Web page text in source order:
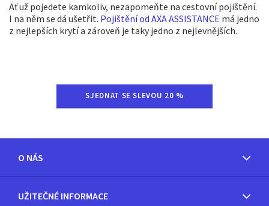
Ať už pojedete kamkoliv, nezapomeňte na cestovní pojištění.
I na něm se dá ušetřit. Pojištění od AXA ASSISTANCE má jedno
z nejlepších krytí a zároveň je taky jedno z nejlevnějších.
SJEDNAT SE SLEVOU 20 %
O NÁS
UŽITEČNÉ INFORMACE